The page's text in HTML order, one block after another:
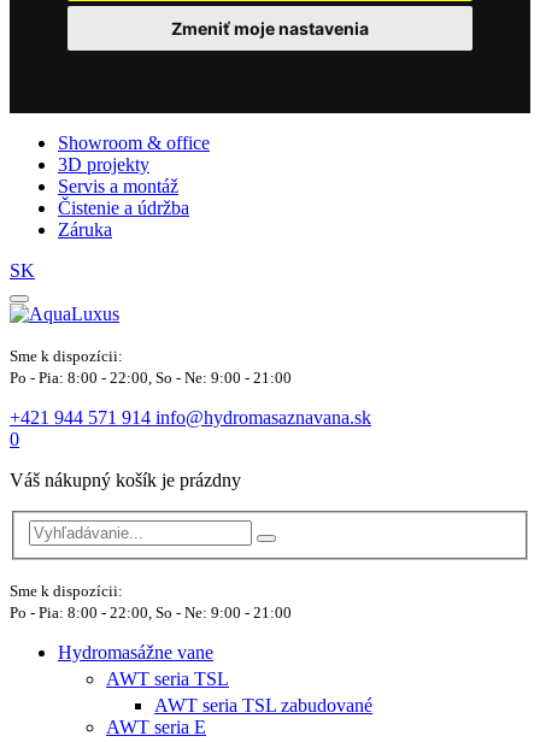
Zmeniť moje nastavenia
Showroom & office
3D projekty
Servis a montáž
Čistenie a údržba
Záruka
SK
Sme k dispozícii:
Po - Pia: 8:00 - 22:00, So - Ne: 9:00 - 21:00
+421 944 571 914 info@hydromasaznavana.sk
0
Váš nákupný košík je prázdny
Sme k dispozícii:
Po - Pia: 8:00 - 22:00, So - Ne: 9:00 - 21:00
Hydromasážne vane
AWT seria TSL
AWT seria TSL zabudované
AWT seria E